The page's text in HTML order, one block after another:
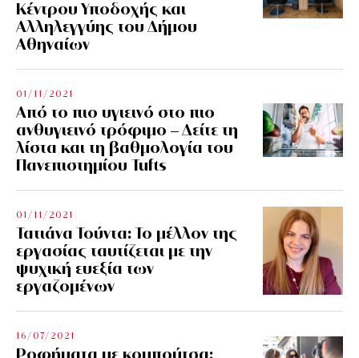
Κέντρου Υποδοχής και
Αλληλεγγύης του Δήμου
Αθηναίων
01/11/2021
Από το πιο υγιεινό στο πιο
ανθυγιεινό τρόφιμο – Δείτε τη
λίστα και τη βαθμολογία του
Πανεπιστημίου Tufts
01/11/2021
Τατιάνα Τούντα: Το μέλλον της
εργασίας ταυτίζεται με την
ψυχική ευεξία των
εργαζομένων
16/07/2021
Ροφήματα με κομπούτσα: